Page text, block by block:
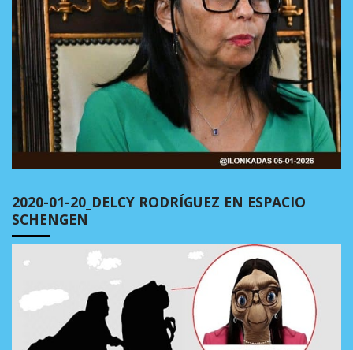
2020-01-20_DELCY RODRÍGUEZ EN ESPACIO
SCHENGEN